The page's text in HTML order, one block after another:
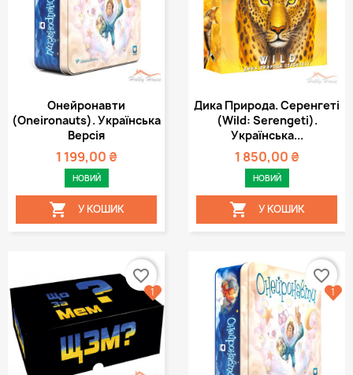
Онейронавти
(Oneironauts). Українська
Версія
1 199,00 ₴
НОВИЙ
 У КОШИК
Дика Природа. Серенгеті
(Wild: Serengeti).
Українська...
1 850,00 ₴
НОВИЙ
 У КОШИК
favorite_border
1
favorite_border
1